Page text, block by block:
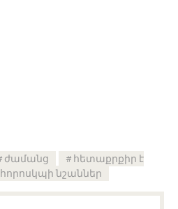
ժամանց
հետաքրքիր է
հորոսկպի նշաններ